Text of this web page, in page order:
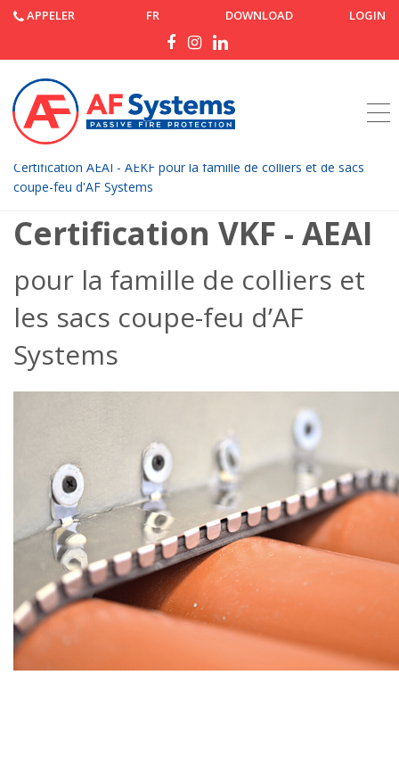
APPELER FR DOWNLOAD LOGIN
Accueil
Certification AEAI - AEKF pour la famille de colliers et de sacs
coupe-feu d'AF Systems
Certification VKF - AEAI
pour la famille de colliers et
les sacs coupe-feu d’AF
Systems